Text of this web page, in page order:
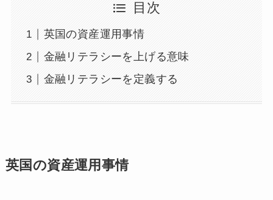
目次
英国の資産運用事情
金融リテラシーを上げる意味
金融リテラシーを定義する
英国の資産運用事情